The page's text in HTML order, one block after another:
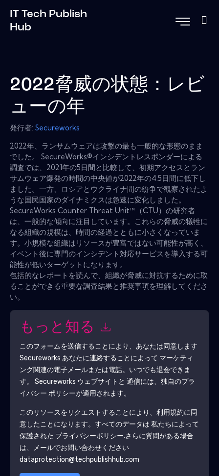
IT Tech Publish
Hub
2022脅威の状態：レビ
ューの年
発行者: Secureworks
2022年、ランサムウェアは攻撃の最も一般的な形態のまま
でした。 SecureWorks®インシデントレスポンダーによる
調査では、2021年の5日間と比較して、初期アクセスとラン
サムウェア爆発の時間の中央値が2022年の4.5日間に低下し
ました。一方、ロシアとウクライナ間の紛争で観察されたよ
うな国民国家のダイナミクスは急速に変化しました。
SecureWorks Counter Threat Unit™（CTU）の研究者
は、一般的な傾向に注目しています。これらの脅威の犠牲に
なる組織の規模は、時間の経過とともに小さくなっていま
す。小規模な組織はリソースが豊富ではない可能性が高く、
イベント後に専門のインシデント対応サービスを導入する可
能性が低いターゲットになります。
包括的なレポートを読んで、組織が脅威に対抗するために取
ることができる重要な調査結果と推奨事項を理解してくださ
い。
もっと知る
このフォームを送信することにより、あなたは同意します
Secureworks あなたに連絡することによって マーケティ
ング関連の電子メールまたは電話。いつでも退会できま
す。 Secureworks ウェブサイトと 通信には、独自のプラ
イバシー ポリシーが適用されます。
このリソースをリクエストすることにより、利用規約に同
意したことになります。すべてのデータは 私たちによって
保護された プライバシーポリシー.さらに質問がある場合
は、メールでお問い合わせください
dataprotection@techpublishhub.com